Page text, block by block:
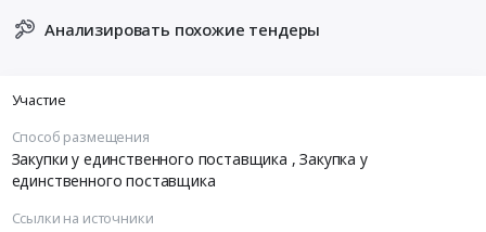
Анализировать похожие тендеры
Участие
Способ размещения
Закупки у единственного поставщика , Закупка у
единственного поставщика
Ссылки на источники